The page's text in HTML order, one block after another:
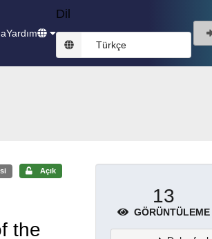
Yardım
Dil
Türkçe
Açık
the
13
GÖRÜNTÜLEME